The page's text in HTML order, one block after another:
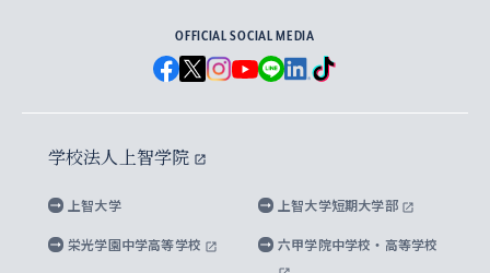
経済学研究科
グローバル・スタディーズ研究科
メディア・ジャーナリズム研究所
水稀少社会研究センター
先進機械・構造材料イノベーションセンター
国による高等教育の修学支援新制度
大学院生対象の奨学金
海外留学する際の費用と奨学金
父母・保証人とのネットワーク
学外とのネットワーク
上智大学大学案内・大学院案内
英文広報誌 SOPHIA magazine
上智大学のビジュアル・アイデンティティ
上智大学ビジュアル・アイデンティティ
上智大学校歌 ・上智大学学生歌
上智大学への取材・キャンパスでの撮影について
上智大学の公開情報
上智大学の教育研究活動等の情報公表
キャンパス案内
OFFICIAL SOCIAL MEDIA
学校法人上智学院
上智大学 上智大学短期大学部
栄光学園中学高等学校 六甲学院中学校・高等学校